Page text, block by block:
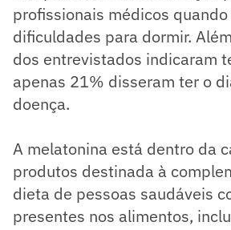
profissionais médicos
dificuldades para dormir.
dos entrevistados indicaram
apenas 21% disseram ter o
doença.
A melatonina está dentro da
produtos destinada à
dieta de pessoas saudáveis
presentes nos alimentos,